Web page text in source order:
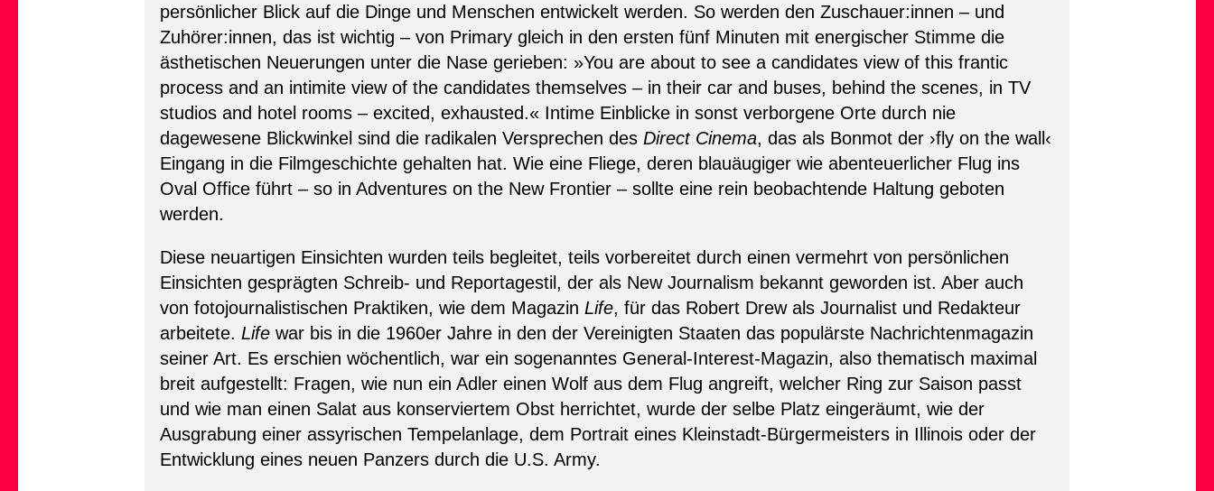
persönlicher Blick auf die Dinge und Menschen entwickelt werden. So werden den Zuschauer:innen – und
Zuhörer:innen, das ist wichtig – von Primary gleich in den ersten fünf Minuten mit energischer Stimme die
ästhetischen Neuerungen unter die Nase gerieben: »You are about to see a candidates view of this frantic
process and an intimite view of the candidates themselves – in their car and buses, behind the scenes, in TV
studios and hotel rooms – excited, exhausted.« Intime Einblicke in sonst verborgene Orte durch nie
dagewesene Blickwinkel sind die radikalen Versprechen des Direct Cinema, das als Bonmot der ›fly on the wall‹
Eingang in die Filmgeschichte gehalten hat. Wie eine Fliege, deren blauäugiger wie abenteuerlicher Flug ins
Oval Office führt – so in Adventures on the New Frontier – sollte eine rein beobachtende Haltung geboten
werden.
Diese neuartigen Einsichten wurden teils begleitet, teils vorbereitet durch einen vermehrt von persönlichen
Einsichten gesprägten Schreib- und Reportagestil, der als New Journalism bekannt geworden ist. Aber auch
von fotojournalistischen Praktiken, wie dem Magazin Life, für das Robert Drew als Journalist und Redakteur
arbeitete. Life war bis in die 1960er Jahre in den der Vereinigten Staaten das populärste Nachrichtenmagazin
seiner Art. Es erschien wöchentlich, war ein sogenanntes General-Interest-Magazin, also thematisch maximal
breit aufgestellt: Fragen, wie nun ein Adler einen Wolf aus dem Flug angreift, welcher Ring zur Saison passt
und wie man einen Salat aus konserviertem Obst herrichtet, wurde der selbe Platz eingeräumt, wie der
Ausgrabung einer assyrischen Tempelanlage, dem Portrait eines Kleinstadt-Bürgermeisters in Illinois oder der
Entwicklung eines neuen Panzers durch die U.S. Army.